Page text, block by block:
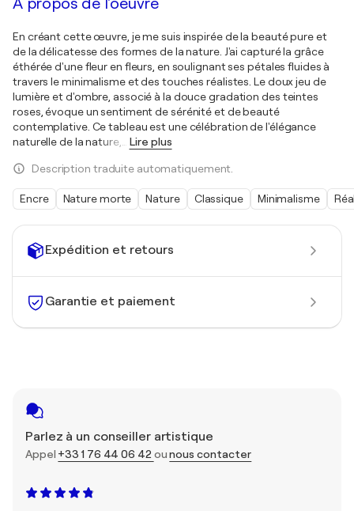
Expédition et retours
Garantie et paiement
Parlez à un conseiller artistique
Appel +33 1 76 44 06 42 ounous contacter
En créant cette œuvre, je me suis inspirée de la beauté pure et
de la délicatesse des formes de la nature. J'ai capturé la grâce
éthérée d'une fleur en fleurs, en soulignant ses pétales fluides à
travers le minimalisme et des touches réalistes. Le doux jeu de
lumière et d'ombre, associé à la douce gradation des teintes
roses, évoque un sentiment de sérénité et de beauté
contemplative. Ce tableau est une célébration de l'élégance
naturelle de la nature,
Lire plus
Description traduite automatiquement.
Encre Nature morte Nature Classique Minimalisme